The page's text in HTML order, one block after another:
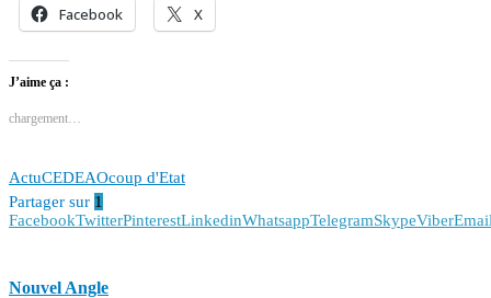
Facebook X
J’aime ça :
chargement…
ActuCEDEAOcoup d'Etat
Partager sur 1
FacebookTwitterPinterestLinkedinWhatsappTelegramSkypeViber
Nouvel Angle